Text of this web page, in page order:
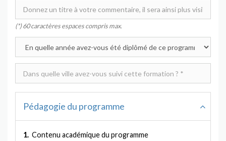
(*) 60 caractères espaces compris max.
Pédagogie du programme
1. Contenu académique du programme